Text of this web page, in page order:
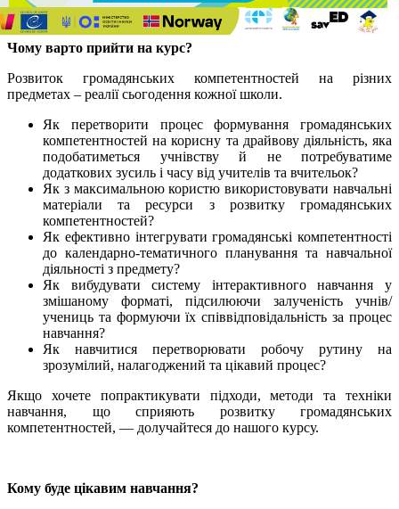
Чому варто прийти на курс?
Розвиток громадянських компетентностей на різних
предметах – реалії сьогодення кожної школи.
Як перетворити процес формування громадянських
компетентностей на корисну та драйвову діяльність, яка
подобатиметься учнівству й не потребуватиме
додаткових зусиль і часу від учителів та вчительок?
Як з максимальною користю використовувати навчальні
матеріали та ресурси з розвитку громадянських
компетентностей?
Як ефективно інтегрувати громадянські компетентності
до календарно-тематичного планування та навчальної
діяльності з предмету?
Як вибудувати систему інтерактивного навчання у
змішаному форматі, підсилюючи залученість учнів/
учениць та формуючи їх співвідповідальність за процес
навчання?
Як навчитися перетворювати робочу рутину на
зрозумілий, налагоджений та цікавий процес?
Якщо хочете попрактикувати підходи, методи та техніки
навчання, що сприяють розвитку громадянських
компетентностей, ― долучайтеся до нашого курсу.
Кому буде цікавим навчання?